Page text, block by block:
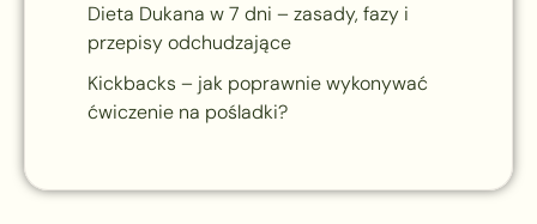
Dieta Dukana w 7 dni – zasady, fazy i
przepisy odchudzające
Kickbacks – jak poprawnie wykonywać
ćwiczenie na pośladki?